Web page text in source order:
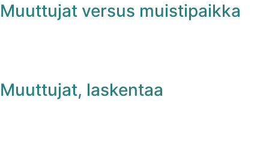
Muuttujat versus muistipaikka
Muuttujat, laskentaa